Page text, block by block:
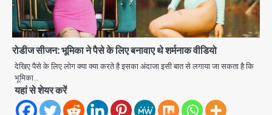
रोडीज सीजन: भूमिका ने पैसे के लिए बनावाए थे शर्मनाक वीडियो
देखिए पैसे के लिए लोग क्या क्या करते है इसका अंदाजा इसी बात से लगाया जा सकता है कि
भूमिका…
यहां से शेयर करें
2
Noida Authority: कर्तव्यनिष्ठा की
आरडब्ल्यूए ने जताया आभार